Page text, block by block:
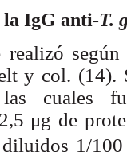
la IgG anti-T.
y col. (14).
cuales
μg de
1/